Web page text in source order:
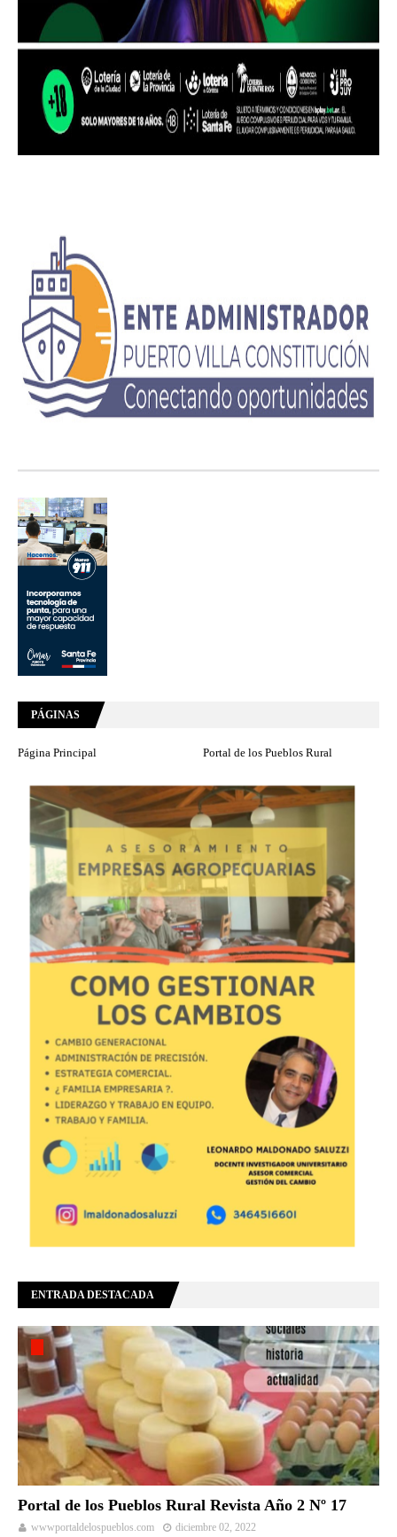
PÁGINAS
Página Principal Portal de los Pueblos Rural
ENTRADA DESTACADA
Portal de los Pueblos Rural Revista Año 2 Nº 17
wwwportaldelospueblos.com diciembre 02, 2022